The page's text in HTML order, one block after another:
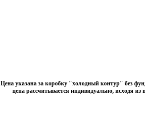
Цена указана за коробку "холодный контур" без
цена рассчитывается индивидуально, исходя из